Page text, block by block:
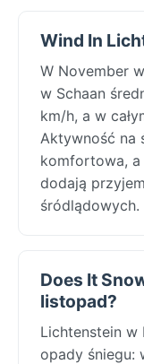
Wind In
W November
w Schaan
km/h, a w
Aktywność na
komfortowa, a
dodają
śródlądowych.
Does It
listopad?
Lichtenstein w
opady śniegu: